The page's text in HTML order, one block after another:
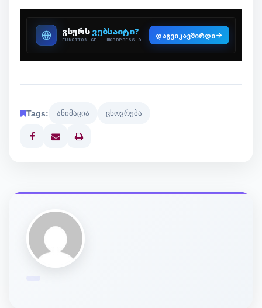
Tags: ანიმაცია ცხოვრება
Print